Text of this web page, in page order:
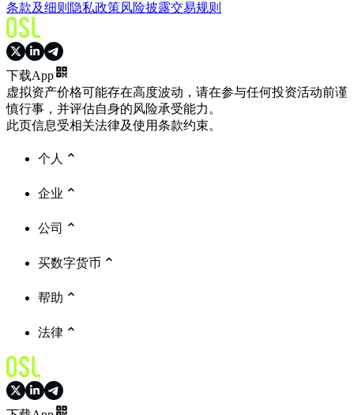
条款及细则 隐私政策风险披露交易规则
下载App
虚拟资产价格可能存在高度波动，请在参与任何投资活动前谨
慎行事，并评估自身的风险承受能力。
此页信息受相关法律及使用条款约束。
个人
企业
公司
买数字货币
帮助
法律